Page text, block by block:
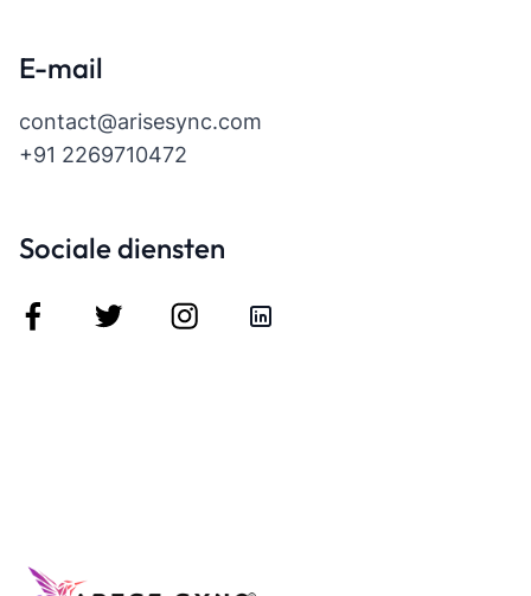
E-mail
contact@arisesync.com
+91 2269710472
Sociale diensten